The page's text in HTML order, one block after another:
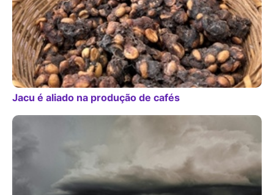
Jacu é aliado na produção de cafés